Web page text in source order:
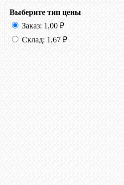
Выберите тип цены
Заказ: 1,00 ₽
Склад: 1,67 ₽